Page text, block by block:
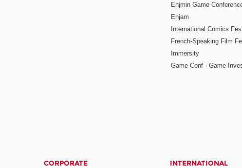
Enjmin Game
Enjam
International Comics
French-Speaking Film
Immersity
Game Conf - Game
CORPORATE INTERNATIONAL